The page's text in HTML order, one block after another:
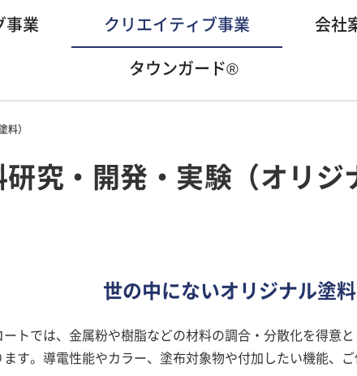
事業 クリエイティブ事業 会社
タウンガード®
料）
研究・開発・実験（オリジ
世の中にないオリジナル塗
ートでは、金属粉や樹脂などの材料の調合・分散化を得意
ます。導電性能やカラー、塗布対象物や付加したい機能、